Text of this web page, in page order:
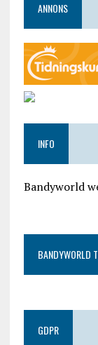
ANNONS
INFO
Bandyworld
BANDYWORLD
GDPR